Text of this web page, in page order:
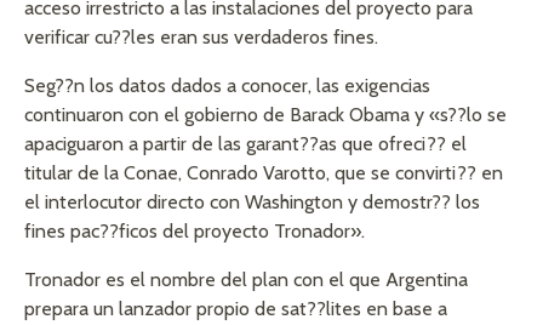
acceso irrestricto a las instalaciones del proyecto para
verificar cu??les eran sus verdaderos fines.
Seg??n los datos dados a conocer, las exigencias
continuaron con el gobierno de Barack Obama y «s??lo se
apaciguaron a partir de las garant??as que ofreci?? el
titular de la Conae, Conrado Varotto, que se convirti?? en
el interlocutor directo con Washington y demostr?? los
fines pac??ficos del proyecto Tronador».
Tronador es el nombre del plan con el que Argentina
prepara un lanzador propio de sat??lites en base a